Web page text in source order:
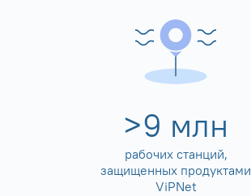
>10 млн
рабочих станций,
защищенных продуктами
ViPNet